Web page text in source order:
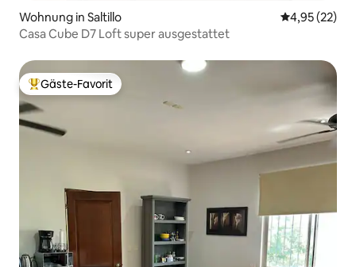
Wohnung in Saltillo
4,95 (22)
Casa Cube D7 Loft super ausgestattet
Beliebter Gäste-Favorit.
Gäste-Favorit